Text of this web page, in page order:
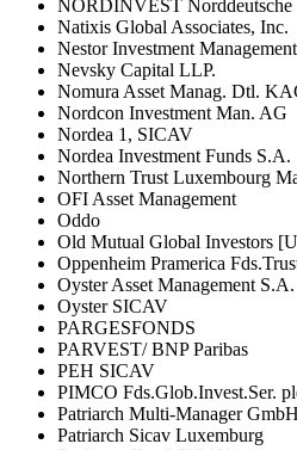
NORDINVEST Norddeutsche
Natixis Global Associates, Inc.
Nestor Investment
Nevsky Capital LLP.
Nomura Asset Manag. Dtl.
Nordcon Investment Man. AG
Nordea 1, SICAV
Nordea Investment Funds S.A.
Northern Trust Luxembourg
OFI Asset Management
Oddo
Old Mutual Global Investors
Oppenheim Pramerica
Oyster Asset Management S.A.
Oyster SICAV
PARGESFONDS
PARVEST/ BNP Paribas
PEH SICAV
PIMCO Fds.Glob.Invest.Ser.
Patriarch Multi-Manager GmbH
Patriarch Sicav Luxemburg